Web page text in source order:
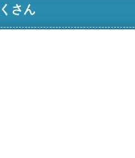
さん